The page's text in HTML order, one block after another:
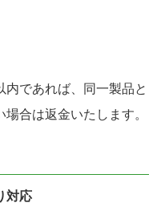
であれば、同一製品と
合は返金いたします。
対応